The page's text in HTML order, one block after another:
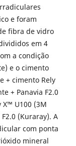
e foram
fibra de vidro
em 4
a condição
e o cimento
+ cimento Rely
+ Panavia F2.0
U100 (3M
(Kuraray). A
com ponta
mineral